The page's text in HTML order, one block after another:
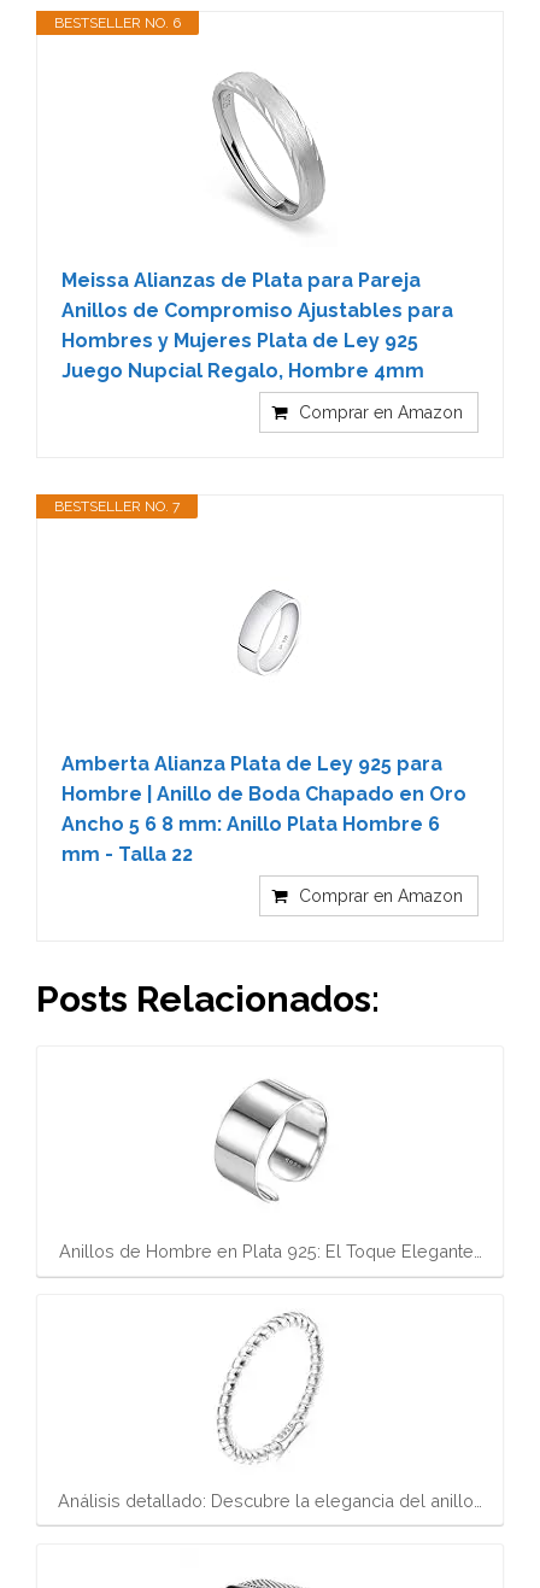
BESTSELLER NO. 6
Meissa Alianzas de Plata para Pareja
Anillos de Compromiso Ajustables para
Hombres y Mujeres Plata de Ley 925
Juego Nupcial Regalo, Hombre 4mm
Comprar en Amazon
BESTSELLER NO. 7
Amberta Alianza Plata de Ley 925 para
Hombre | Anillo de Boda Chapado en Oro
Ancho 5 6 8 mm: Anillo Plata Hombre 6
mm - Talla 22
Comprar en Amazon
Posts Relacionados:
Anillos de Hombre en Plata 925: El Toque Elegante…
Análisis detallado: Descubre la elegancia del anillo…